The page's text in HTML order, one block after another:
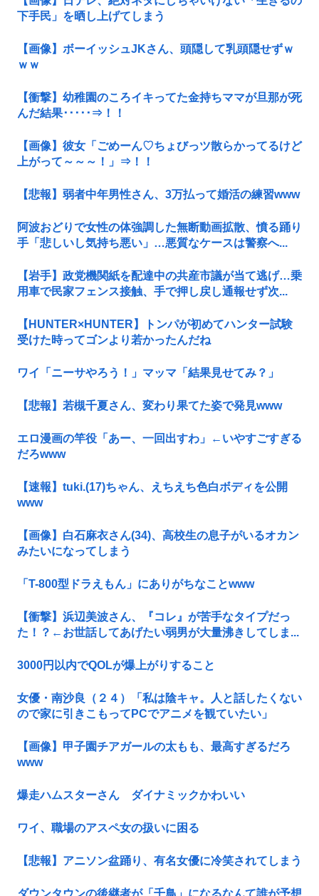
下手民」を晒し上げてしまう
【画像】ボーイッシュJKさん、頭隠して乳頭隠せずｗ
ｗｗ
【衝撃】幼稚園のころイキってた金持ちママが旦那が死
んだ結果･････⇒！！
【画像】彼女「ごめーん♡ちょびっツ散らかってるけど
上がって～～～！」⇒！！
【悲報】弱者中年男性さん、3万払って婚活の練習www
阿波おどりで女性の体強調した無断動画拡散、憤る踊り
手「悲しいし気持ち悪い」…悪質なケースは警察へ...
【岩手】政党機関紙を配達中の共産市議が当て逃げ…乗
用車で民家フェンス接触、手で押し戻し通報せず次...
【HUNTER×HUNTER】トンパが初めてハンター試験
受けた時ってゴンより若かったんだね
ワイ「ニーサやろう！」マッマ「結果見せてみ？」
【悲報】若槻千夏さん、変わり果てた姿で発見www
エロ漫画の竿役「あー、一回出すわ」←いやすごすぎる
だろwww
【速報】tuki.(17)ちゃん、えちえち色白ボディを公開
www
【画像】白石麻衣さん(34)、高校生の息子がいるオカン
みたいになってしまう
「T-800型ドラえもん」にありがちなことwww
【衝撃】浜辺美波さん、『コレ』が苦手なタイプだっ
た！？←お世話してあげたい弱男が大量沸きしてしま...
3000円以内でQOLが爆上がりすること
女優・南沙良（２４）「私は陰キャ。人と話したくない
ので家に引きこもってPCでアニメを観ていたい」
【画像】甲子園チアガールの太もも、最高すぎるだろ
www
爆走ハムスターさん ダイナミックかわいい
ワイ、職場のアスペ女の扱いに困る
【悲報】アニソン盆踊り、有名女優に冷笑されてしまう
ダウンタウンの後継者が「千鳥」になるなんて誰が予想